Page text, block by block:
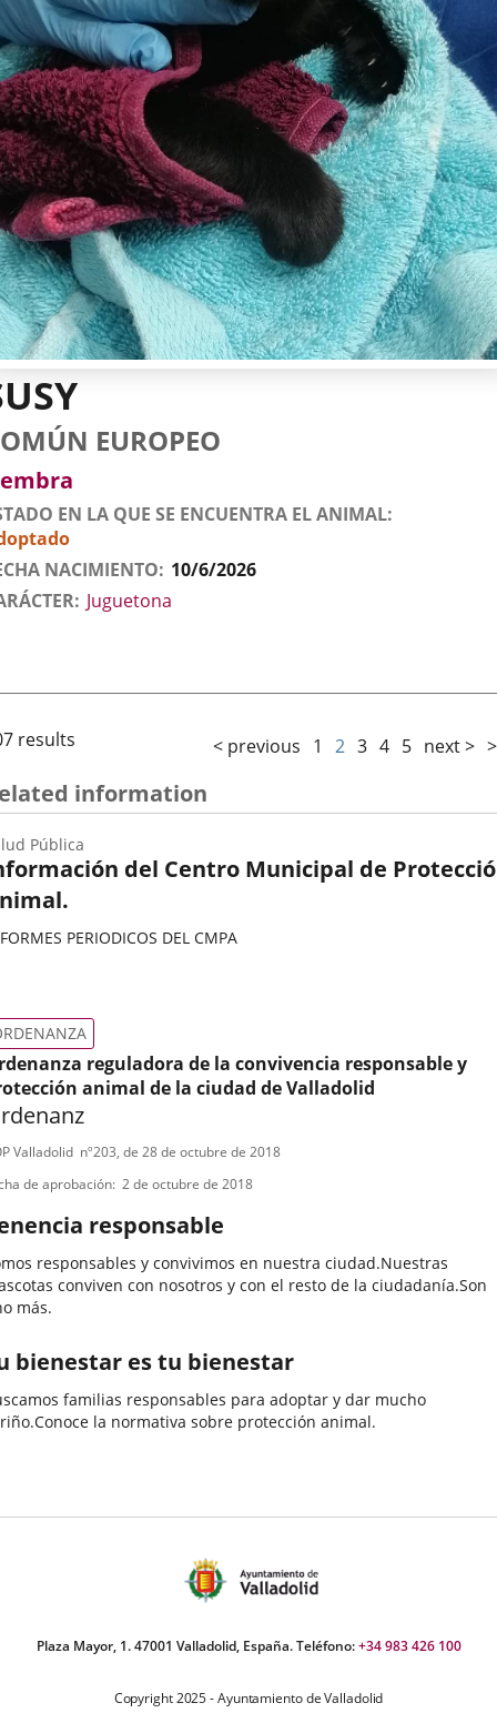
EUROPEO
EN LA QUE SE ENCUENTRA EL ANIMAL
NACIMIENTO 10/6/2026
Juguetona
results < previous 1 2 3 4 5 next >
information
del Centro Municipal de
PERIODICOS DEL CMPA
Pública
reguladora de la convivencia responsable y
animal de la ciudad de Valladolid
Valladolid nº203, de 28 de octubre de 2018
de aprobación 2 de octubre de 2018
responsable
responsables y convivimos en nuestra ciudad.Nuestras
conviven con nosotros y con el resto de la ciudadanía.Son
más.
bienestar es tu bienestar
familias responsables para adoptar y dar mucho
la normativa sobre protección animal.
Plaza Mayor, 1. 47001 Valladolid, España. Teléfono:+34 983 426 100
Copyright 2025 - Ayuntamiento de Valladolid